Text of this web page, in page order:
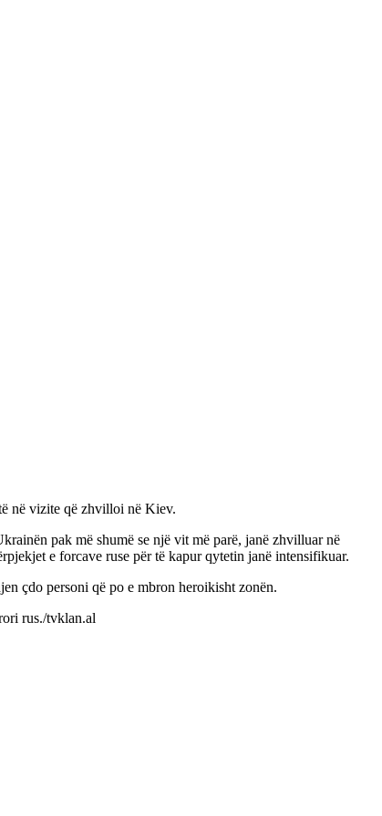
në vizite që zhvilloi në Kiev.
pak më shumë se një vit më parë, janë zhvilluar në
e forcave ruse për të kapur qytetin janë intensifikuar.
çdo personi që po e mbron heroikisht zonën.
rus./tvklan.al